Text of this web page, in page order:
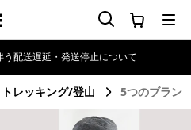
配送遅延・発送停止について
トレッキング/登山 5つのブラン